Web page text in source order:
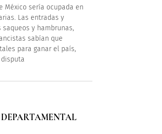
México sería ocupada en
Las entradas y
y hambrunas,
sabían que
para ganar el país,